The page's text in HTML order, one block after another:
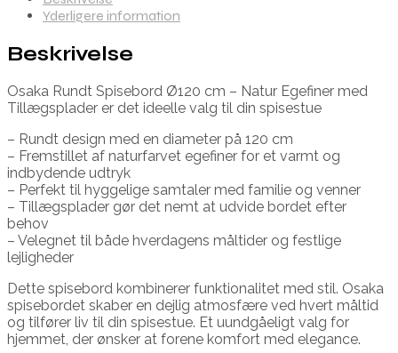
Yderligere information
Beskrivelse
Osaka Rundt Spisebord Ø120 cm – Natur Egefiner med
Tillægsplader er det ideelle valg til din spisestue
– Rundt design med en diameter på 120 cm
– Fremstillet af naturfarvet egefiner for et varmt og
indbydende udtryk
– Perfekt til hyggelige samtaler med familie og venner
– Tillægsplader gør det nemt at udvide bordet efter
behov
– Velegnet til både hverdagens måltider og festlige
lejligheder
Dette spisebord kombinerer funktionalitet med stil. Osaka
spisebordet skaber en dejlig atmosfære ved hvert måltid
og tilfører liv til din spisestue. Et uundgåeligt valg for
hjemmet, der ønsker at forene komfort med elegance.